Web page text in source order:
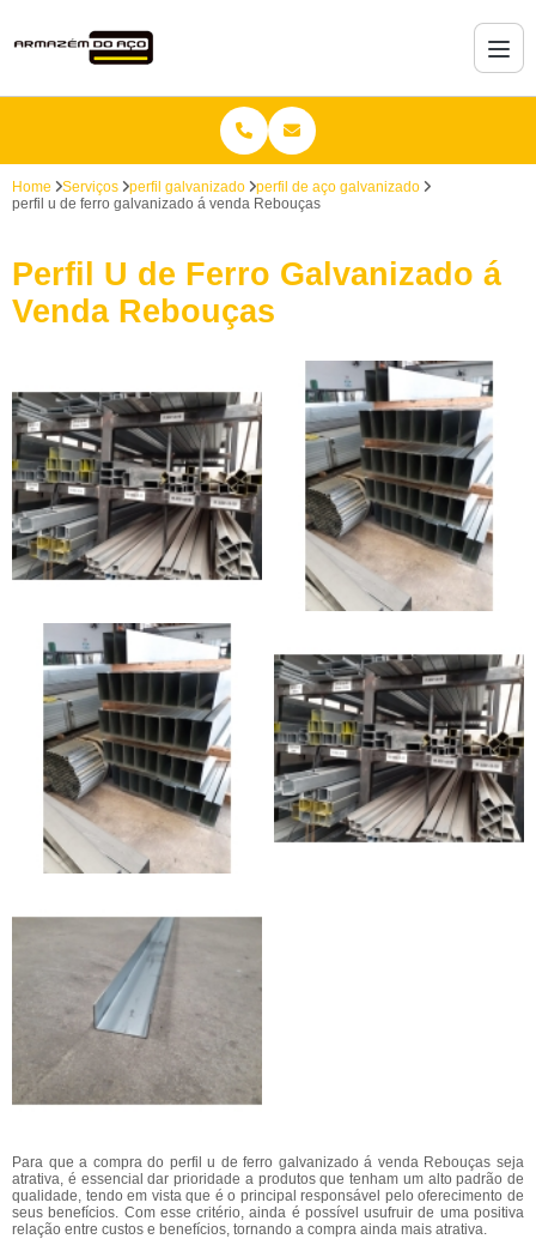
Home Serviços perfil galvanizado
perfil de aço galvanizado
perfil u de ferro galvanizado á venda Rebouças
Perfil U de Ferro Galvanizado á
Venda Rebouças
Para que a compra do perfil u de ferro galvanizado á venda Rebouças seja
atrativa, é essencial dar prioridade a produtos que tenham um alto padrão de
qualidade, tendo em vista que é o principal responsável pelo oferecimento de
seus benefícios. Com esse critério, ainda é possível usufruir de uma positiva
relação entre custos e benefícios, tornando a compra ainda mais atrativa.